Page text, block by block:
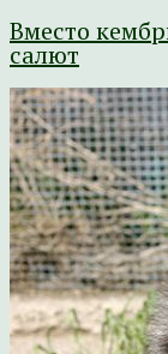
Вместо
салют